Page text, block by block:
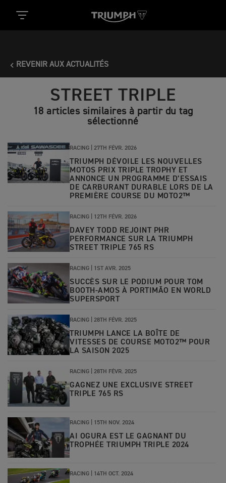
REVENIR AUX ACTUALITÉS
STREET TRIPLE
18 articles similaires à partir du tag
sélectionné
RACING | 27TH FÉVR. 2026
TRIUMPH DÉVOILE LES NOUVELLES
MOTOS PRIX TRIPLE TROPHY ET
ANNONCE UN PROGRAMME D’ESSAIS
DE CARBURANT DURABLE LORS DE LA
PREMIÈRE COURSE DU MOTO2™
RACING | 12TH FÉVR. 2026
DAVEY TODD REJOINT PHR
PERFORMANCE SUR LA TRIUMPH
STREET TRIPLE 765 RS
RACING | 1ST AVR. 2025
SUCCÈS SUR LE PODIUM POUR TOM
BOOTH-AMOS À PORTIMÃO EN WORLD
SUPERSPORT
RACING | 28TH FÉVR. 2025
TRIUMPH LANCE LA BOÎTE DE
VITESSES DE COURSE MOTO2™ POUR
LA SAISON 2025
RACING | 28TH FÉVR. 2025
GAGNEZ UNE EXCLUSIVE STREET
TRIPLE 765 RS
RACING | 15TH NOV. 2024
AI OGURA EST LE GAGNANT DU
TROPHÉE TRIUMPH TRIPLE 2024
RACING | 14TH OCT. 2024